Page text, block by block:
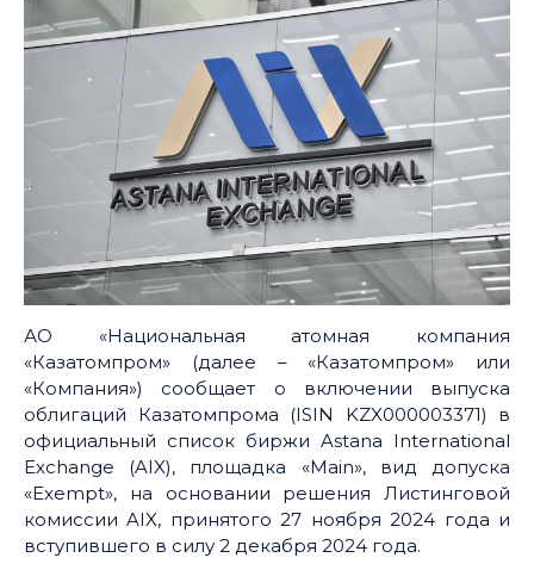
АО «Национальная атомная компания
«Казатомпром» (далее – «Казатомпром» или
«Компания») сообщает о включении выпуска
облигаций Казатомпрома (ISIN KZX000003371) в
официальный список биржи Astana International
Exchange (AIX), площадка «Main», вид допуска
«Exempt», на основании решения Листинговой
комиссии AIX, принятого 27 ноября 2024 года и
вступившего в силу 2 декабря 2024 года.